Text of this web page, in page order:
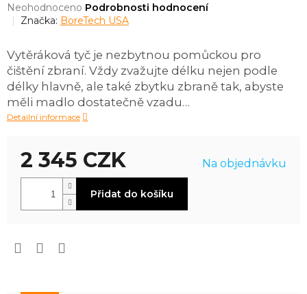
Průměrné
hodnocení
0,0
z
5
hvězdiček.
Neohodnoceno Podrobnosti hodnocení
Značka: BoreTech USA
2 345 CZK Na objednávku
Přidat do košíku
Vytěráková tyč je nezbytnou pomůckou pro
čištění zbraní. Vždy zvažujte délku nejen podle
délky hlavně, ale také zbytku zbraně tak, abyste
měli madlo dostatečně vzadu…
Detailní informace